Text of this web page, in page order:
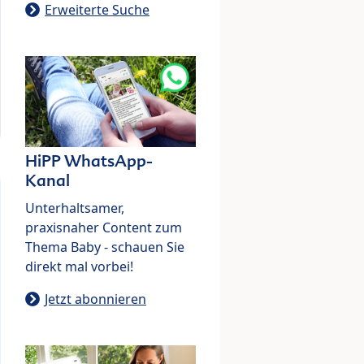
Erweiterte Suche
HiPP WhatsApp-
Kanal
Unterhaltsamer,
praxisnaher Content zum
Thema Baby - schauen Sie
direkt mal vorbei!
Jetzt abonnieren